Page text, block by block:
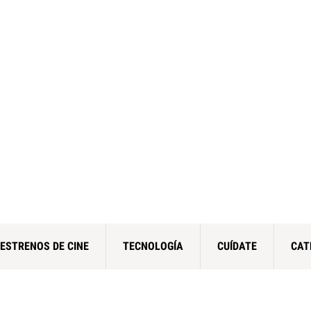
ESTRENOS DE CINE TECNOLOGÍA CUÍDATE